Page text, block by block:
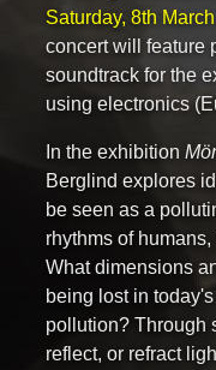
Saturday, 8th
concert will feature
soundtrack for the
using electronics
In the exhibition
Berglind explores
be seen as a
rhythms of
What dimensions
being lost in
pollution? Through
reflect, or refract